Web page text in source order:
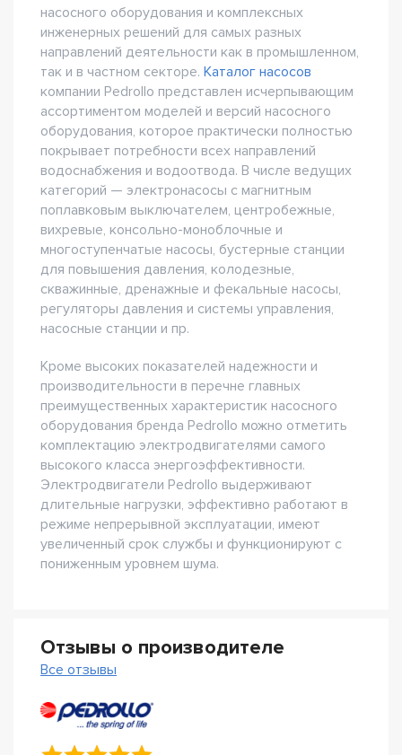
насосного оборудования и комплексных
инженерных решений для самых разных
направлений деятельности как в промышленном,
так и в частном секторе. Каталог насосов
компании Pedrollo представлен исчерпывающим
ассортиментом моделей и версий насосного
оборудования, которое практически полностью
покрывает потребности всех направлений
водоснабжения и водоотвода. В числе ведущих
категорий — электронасосы с магнитным
поплавковым выключателем, центробежные,
вихревые, консольно-моноблочные и
многоступенчатые насосы, бустерные станции
для повышения давления, колодезные,
скважинные, дренажные и фекальные насосы,
регуляторы давления и системы управления,
насосные станции и пр.
Кроме высоких показателей надежности и
производительности в перечне главных
преимущественных характеристик насосного
оборудования бренда Pedrollo можно отметить
комплектацию электродвигателями самого
высокого класса энергоэффективности.
Электродвигатели Pedrollo выдерживают
длительные нагрузки, эффективно работают в
режиме непрерывной эксплуатации, имеют
увеличенный срок службы и функционируют с
пониженным уровнем шума.
Отзывы о производителе
Все отзывы